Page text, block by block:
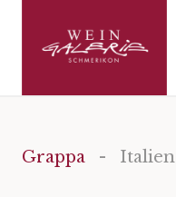
Grappa - Italien